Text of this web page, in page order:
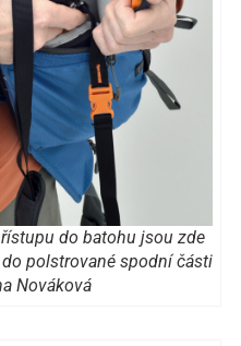
do batohu jsou zde
polstrované spodní části
Nováková